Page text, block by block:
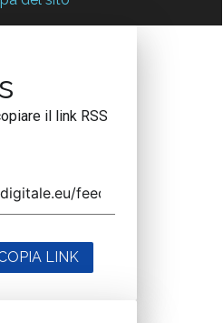
il link RSS
LINK